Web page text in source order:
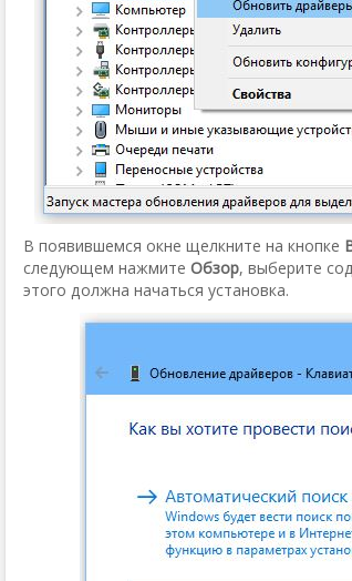
В появившемся окне щелкните на кнопке
следующем нажмите Обзор, выберите
этого должна начаться установка.